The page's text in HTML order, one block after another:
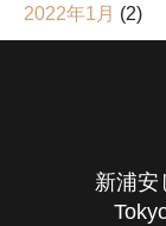
2022年1月 (2)
新浦安